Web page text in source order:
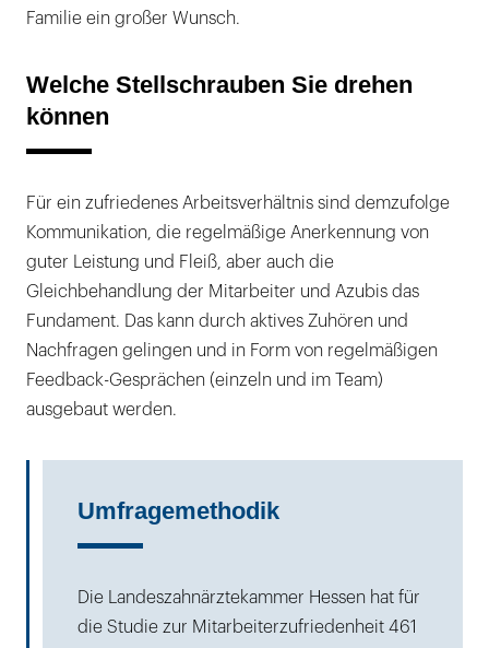
Familie ein großer Wunsch.
Welche Stellschrauben Sie drehen
können
Für ein zufriedenes Arbeitsverhältnis sind demzufolge
Kommunikation, die regelmäßige Anerkennung von
guter Leistung und Fleiß, aber auch die
Gleichbehandlung der Mitarbeiter und Azubis das
Fundament. Das kann durch aktives Zuhören und
Nachfragen gelingen und in Form von regelmäßigen
Feedback-Gesprächen (einzeln und im Team)
ausgebaut werden.
Umfragemethodik
Die Landeszahnärztekammer Hessen hat für
die Studie zur Mitarbeiterzufriedenheit 461